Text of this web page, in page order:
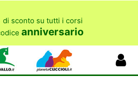
di sconto su tutti i corsi
anniversario